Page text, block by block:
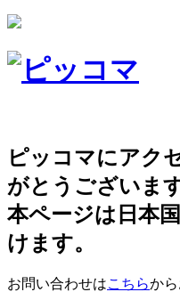
ピッコマにアク
がとうございます
本ページは日本
けます。
お問い合わせはこちらから